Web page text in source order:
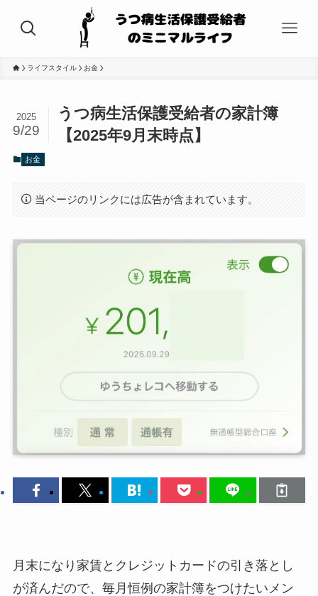
ライフスタイル お金
うつ病生活保護受給者の家計簿
【2025年9月末時点】
2025
9/29
お金
当ページのリンクには広告が含まれています。
月末になり家賃とクレジットカードの引き落とし
が済んだので、毎月恒例の家計簿をつけたいメン